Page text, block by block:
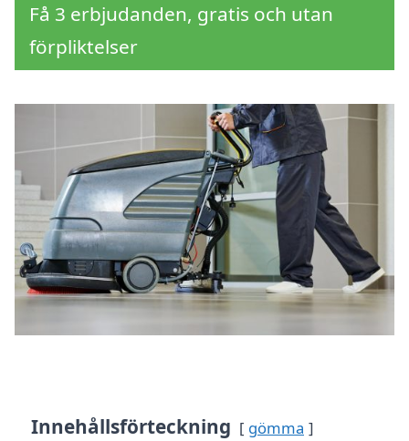
Få 3 erbjudanden, gratis och utan
förpliktelser
Innehållsförteckning gömma